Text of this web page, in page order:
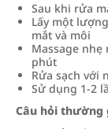
Sau khi rửa
Lấy một
mắt và môi
Massage
phút
Rửa sạch với
Sử dụng 1-2
Câu hỏi thường